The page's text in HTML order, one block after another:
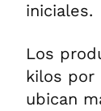
iniciales.
Los
kilos por
ubican